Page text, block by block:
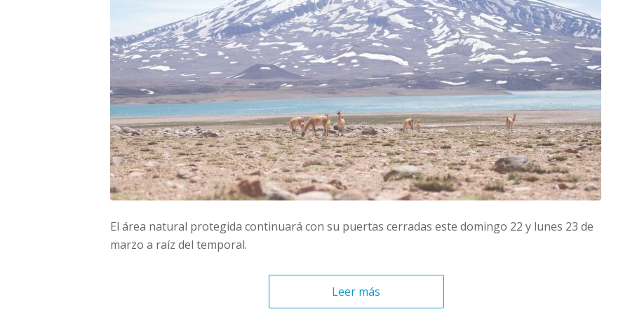
El área natural protegida continuará con su puertas cerradas este domingo 22 y lunes 23 de
marzo a raíz del temporal.
Leer más